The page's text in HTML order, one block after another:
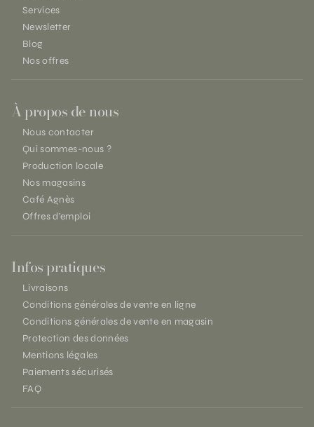
Services
Newsletter
Blog
Nos offres
À propos de nous
Nous contacter
Qui sommes-nous ?
Production locale
Nos magasins
Café Agnès
Offres d'emploi
Infos pratiques
Livraisons
Conditions générales de vente en ligne
Conditions générales de vente en magasin
Protection des données
Mentions légales
Paiements sécurisés
FAQ